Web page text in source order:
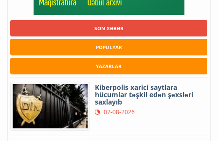
SON XƏBƏR
POPULYAR
YAZARLAR
Kiberpolis xarici saytlara
hücumlar təşkil edən şəxsləri
saxlayıb
07-08-2026